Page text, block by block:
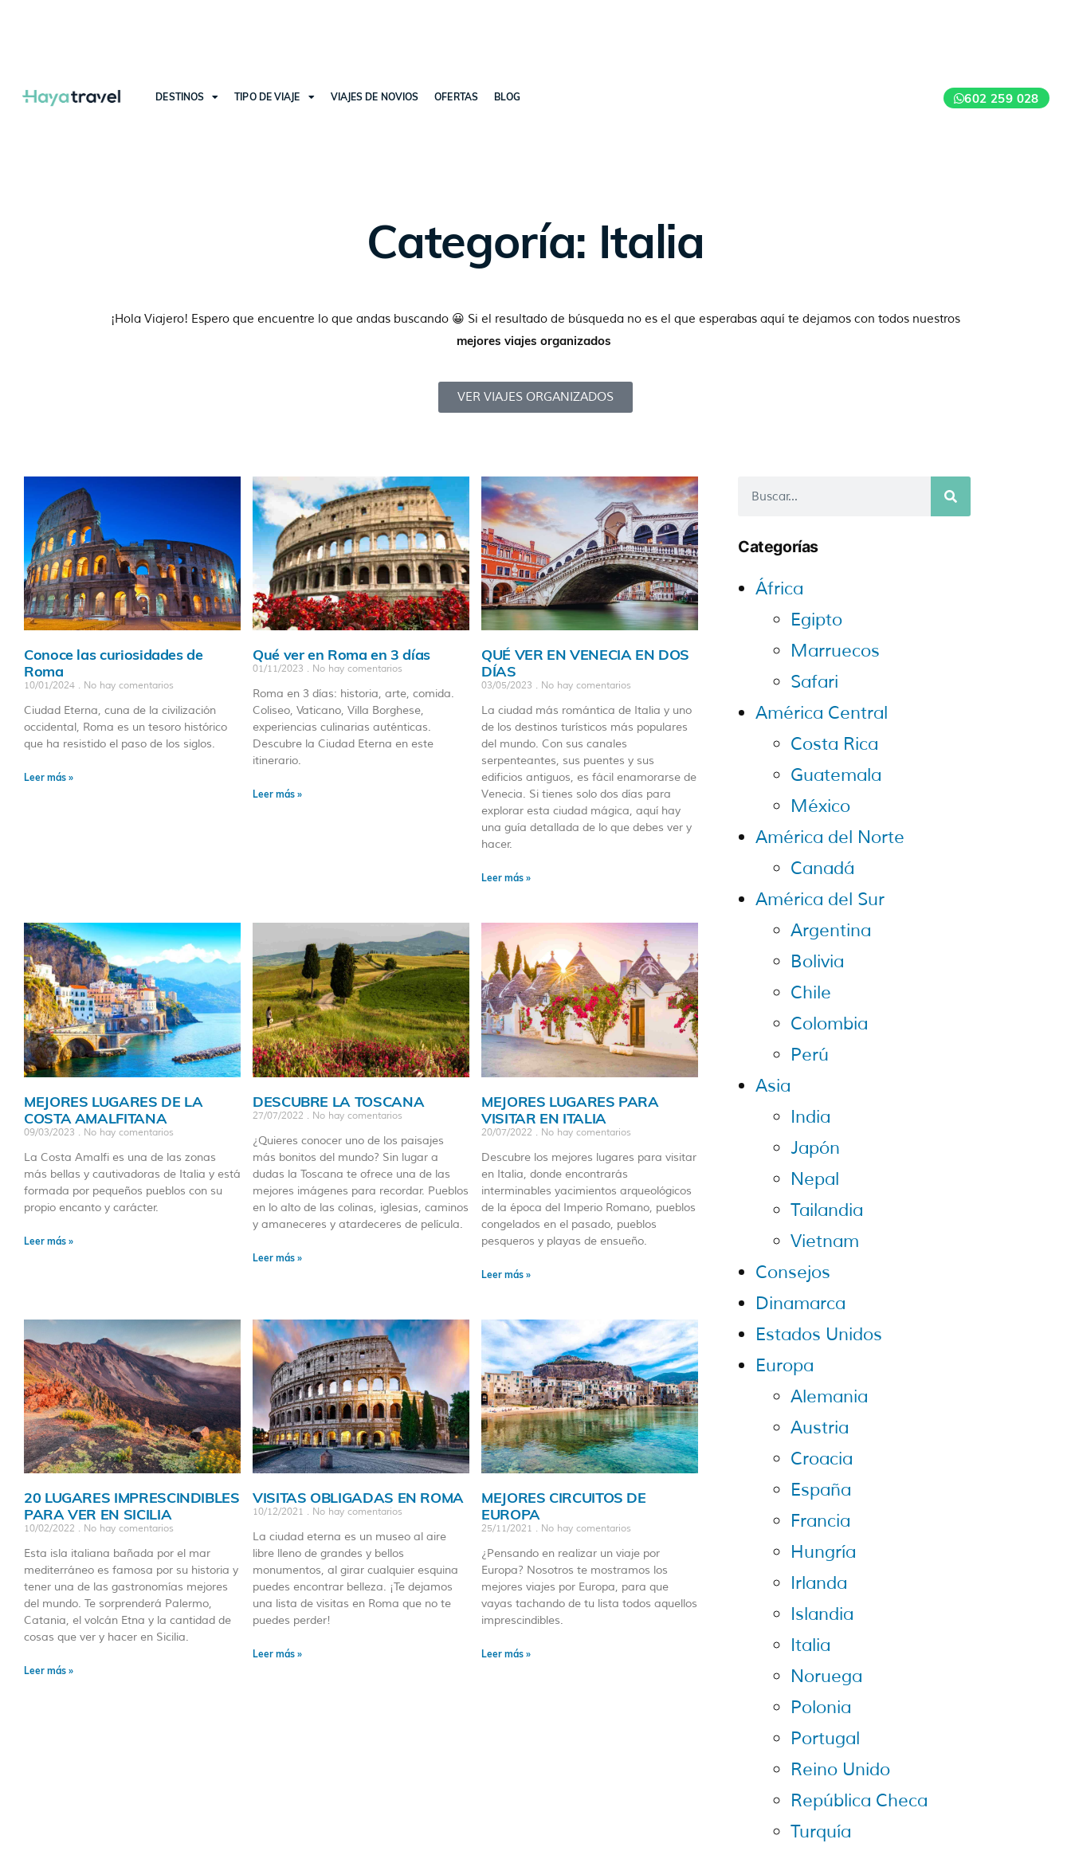
DESTINOS TIPO DE VIAJE VIAJES DE NOVIOS OFERTAS BLOG 602 259 028
Categoría: Italia
¡Hola Viajero! Espero que encuentre lo que andas buscando 😀 Si el resultado de búsqueda no es el que esperabas aquí te dejamos con todos nuestros
mejores viajes organizados
VER VIAJES ORGANIZADOS
Conoce las curiosidades de
Roma
10/01/2024 No hay comentarios
Ciudad Eterna, cuna de la civilización
occidental, Roma es un tesoro histórico
que ha resistido el paso de los siglos.
Leer más »
Qué ver en Roma en 3 días
01/11/2023 No hay comentarios
Roma en 3 días: historia, arte, comida.
Coliseo, Vaticano, Villa Borghese,
experiencias culinarias auténticas.
Descubre la Ciudad Eterna en este
itinerario.
Leer más »
QUÉ VER EN VENECIA EN DOS
DÍAS
03/05/2023 No hay comentarios
La ciudad más romántica de Italia y uno
de los destinos turísticos más populares
del mundo. Con sus canales
serpenteantes, sus puentes y sus
edificios antiguos, es fácil enamorarse de
Venecia. Si tienes solo dos días para
explorar esta ciudad mágica, aquí hay
una guía detallada de lo que debes ver y
hacer.
Leer más »
MEJORES LUGARES DE LA
COSTA AMALFITANA
09/03/2023 No hay comentarios
La Costa Amalfi es una de las zonas
más bellas y cautivadoras de Italia y está
formada por pequeños pueblos con su
propio encanto y carácter.
Leer más »
DESCUBRE LA TOSCANA
27/07/2022 No hay comentarios
¿Quieres conocer uno de los paisajes
más bonitos del mundo? Sin lugar a
dudas la Toscana te ofrece una de las
mejores imágenes para recordar. Pueblos
en lo alto de las colinas, iglesias, caminos
y amaneceres y atardeceres de película.
Leer más »
MEJORES LUGARES PARA
VISITAR EN ITALIA
20/07/2022 No hay comentarios
Descubre los mejores lugares para visitar
en Italia, donde encontrarás
interminables yacimientos arqueológicos
de la época del Imperio Romano, pueblos
congelados en el pasado, pueblos
pesqueros y playas de ensueño.
Leer más »
20 LUGARES IMPRESCINDIBLES
PARA VER EN SICILIA
10/02/2022 No hay comentarios
Esta isla italiana bañada por el mar
mediterráneo es famosa por su historia y
tener una de las gastronomías mejores
del mundo. Te sorprenderá Palermo,
Catania, el volcán Etna y la cantidad de
cosas que ver y hacer en Sicilia.
Leer más »
VISITAS OBLIGADAS EN ROMA
10/12/2021 No hay comentarios
La ciudad eterna es un museo al aire
libre lleno de grandes y bellos
monumentos, al girar cualquier esquina
puedes encontrar belleza. ¡Te dejamos
una lista de visitas en Roma que no te
puedes perder!
Leer más »
MEJORES CIRCUITOS DE
EUROPA
25/11/2021 No hay comentarios
¿Pensando en realizar un viaje por
Europa? Nosotros te mostramos los
mejores viajes por Europa, para que
vayas tachando de tu lista todos aquellos
imprescindibles.
Leer más »
Categorías
África
Egipto
Marruecos
Safari
América Central
Costa Rica
Guatemala
México
América del Norte
Canadá
América del Sur
Argentina
Bolivia
Chile
Colombia
Perú
Asia
India
Japón
Nepal
Tailandia
Vietnam
Consejos
Dinamarca
Estados Unidos
Europa
Alemania
Austria
Croacia
España
Francia
Hungría
Irlanda
Islandia
Italia
Noruega
Polonia
Portugal
Reino Unido
República Checa
Turquía